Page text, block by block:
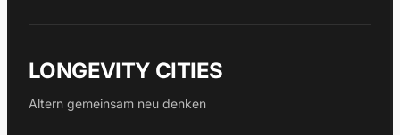
LONGEVITY CITIES
Altern gemeinsam neu denken